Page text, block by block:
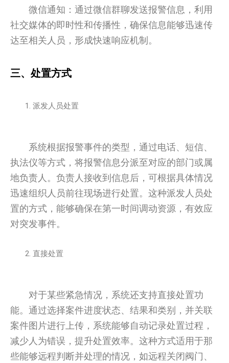
微信通知：通过微信群聊发送报警信息，利用
社交媒体的即时性和传播性，确保信息能够迅速传
达至相关人员，形成快速响应机制。
三、处置方式
派发人员处置
系统根据报警事件的类型，通过电话、短信、
执法仪等方式，将报警信息分派至对应的部门或属
地负责人。负责人接收到信息后，可根据具体情况
迅速组织人员前往现场进行处置。这种派发人员处
置的方式，能够确保在第一时间调动资源，有效应
对突发事件。
直接处置
对于某些紧急情况，系统还支持直接处置功
能。通过选择案件进度状态、结果和类别，并关联
案件图片进行上传，系统能够自动记录处置过程，
减少人为错误，提升处置效率。这种方式适用于那
些能够远程判断并处理的情况，如远程关闭阀门、